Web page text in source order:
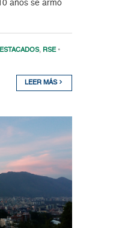
años se armó
, RSE •
LEER MÁS